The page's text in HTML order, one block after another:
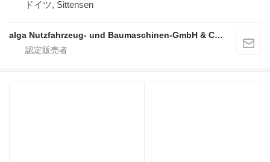
ドイツ, Sittensen
alga Nutzfahrzeug- und Baumaschinen-GmbH & Co. KG